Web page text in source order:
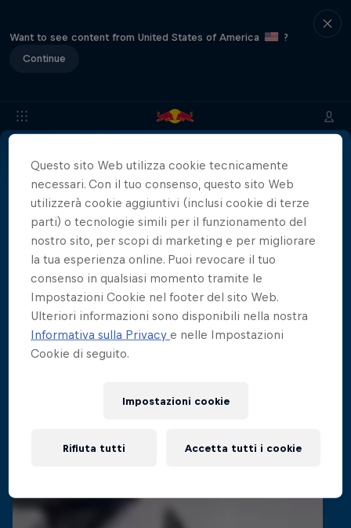
Want to see content from United States of America
?
Continue
Info Location Tuffatori Risultati Storia
Partner
Questo sito Web utilizza cookie tecnicamente
necessari. Con il tuo consenso, questo sito Web
utilizzerà cookie aggiuntivi (inclusi cookie di terze
parti) o tecnologie simili per il funzionamento del
nostro sito, per scopi di marketing e per migliorare
la tua esperienza online. Puoi revocare il tuo
consenso in qualsiasi momento tramite le
Impostazioni Cookie nel footer del sito Web.
Ulteriori informazioni sono disponibili nella nostra
Informativa sulla Privacye nelle Impostazioni
Cookie di seguito.
Impostazioni cookie
Rifiuta tutti Accetta tutti i cookie